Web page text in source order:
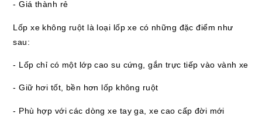
- Giá thành rẻ
Lốp xe không ruột là loại lốp xe có những đặc điểm như
sau:
- Lốp chỉ có một lớp cao su cứng, gắn trực tiếp vào vành xe
- Giữ hơi tốt, bền hơn lốp không ruột
- Phù hợp với các dòng xe tay ga, xe cao cấp đời mới